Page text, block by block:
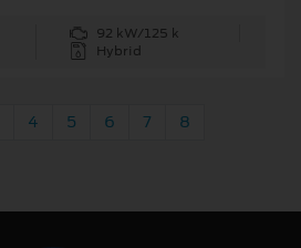
92 kW/125 k
Hybrid
4 5 6 7 8